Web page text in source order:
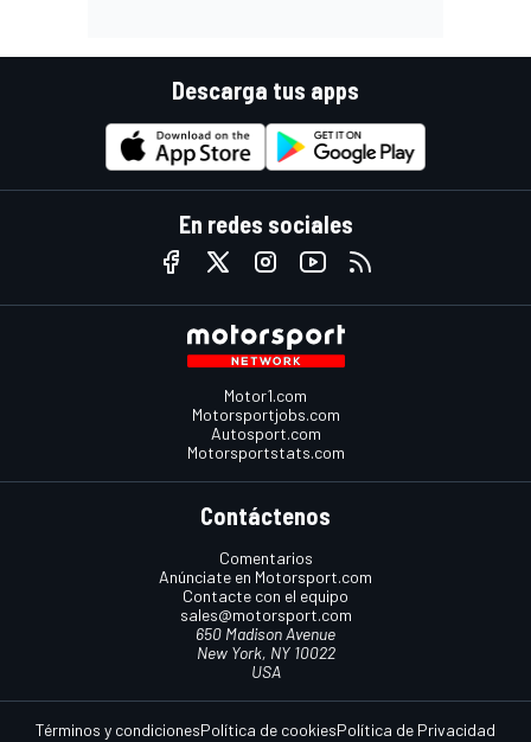
Descarga tus apps
En redes sociales
Motor1.com
Motorsportjobs.com
Autosport.com
Motorsportstats.com
Contáctenos
Comentarios
Anúnciate en Motorsport.com
Contacte con el equipo
sales@motorsport.com
650 Madison Avenue
New York, NY 10022
USA
Términos y condicionesPolítica de cookiesPolítica de Privacidad